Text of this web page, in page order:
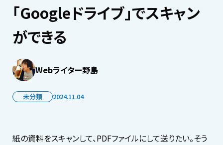
「Googleドライブ」でスキャン
ができる
Webライター野島
未分類 2024.11.04
紙の資料をスキャンして、PDFファイルにして送りたい。そう